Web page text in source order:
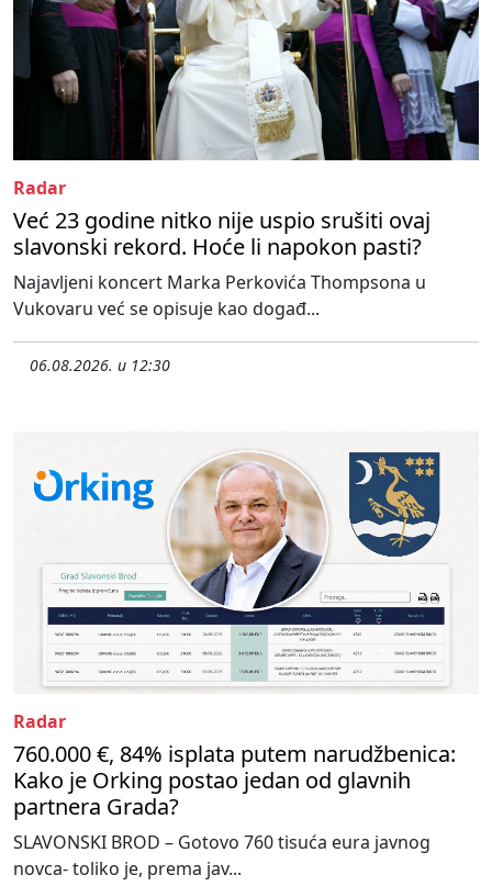
Radar
Već 23 godine nitko nije uspio srušiti ovaj
slavonski rekord. Hoće li napokon pasti?
Najavljeni koncert Marka Perkovića Thompsona u
Vukovaru već se opisuje kao događ...
06.08.2026. u 12:30
Radar
760.000 €, 84% isplata putem narudžbenica:
Kako je Orking postao jedan od glavnih
partnera Grada?
SLAVONSKI BROD – Gotovo 760 tisuća eura javnog
novca- toliko je, prema jav...